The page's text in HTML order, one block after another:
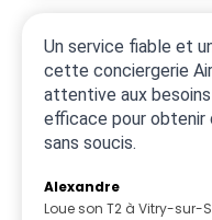
Un service fiable et
cette conciergerie
attentive aux
efficace pour obtenir
sans soucis.
Alexandre
Loue son T2 à Vitry-sur-